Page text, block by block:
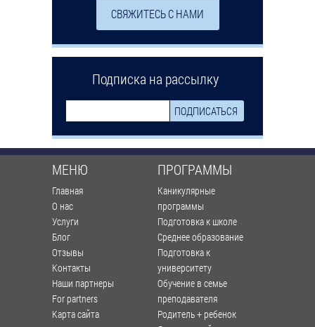
СВЯЖИТЕСЬ С НАМИ
Подписка на рассылку
МЕНЮ
Главная
О нас
Услуги
Блог
Отзывы
Контакты
Наши партнеры
For partners
Карта сайта
ПРОГРАММЫ
Каникулярные
программы
Подготовка к школе
Среднее образование
Подготовка к
университету
Обучение в семье
преподавателя
Родитель + ребенок